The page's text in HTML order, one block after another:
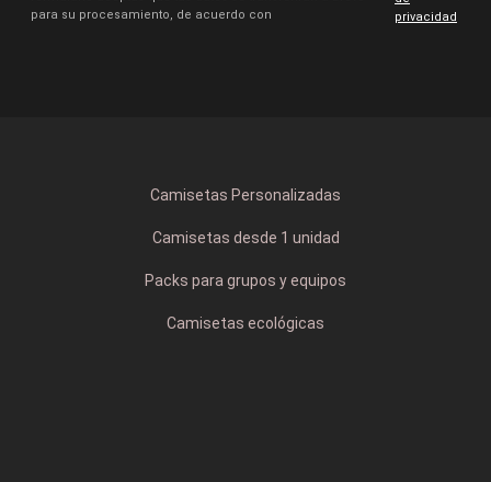
para su procesamiento, de acuerdo con
privacidad
Camisetas Personalizadas
Camisetas desde 1 unidad
Packs para grupos y equipos
Camisetas ecológicas